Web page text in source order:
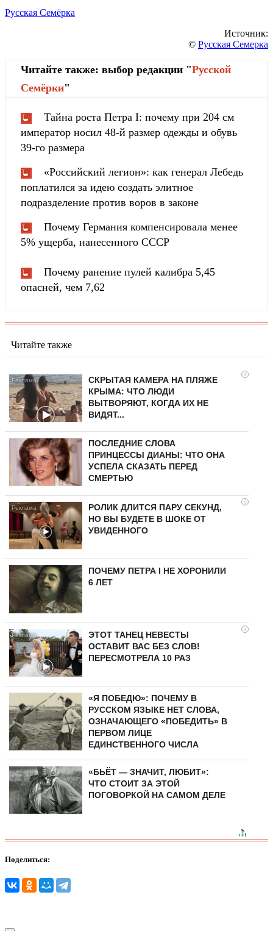
Русская Семёрка
Источник:
© Русская Семерка
Читайте также: выбор редакции "Русской
Cемёрки"
Тайна роста Петра I: почему при 204 см
император носил 48-й размер одежды и обувь
39-го размера
«Российский легион»: как генерал Лебедь
поплатился за идею создать элитное
подразделение против воров в законе
Почему Германия компенсировала менее
5% ущерба, нанесенного СССР
Почему ранение пулей калибра 5,45
опасней, чем 7,62
Читайте также
i
СКРЫТАЯ КАМЕРА НА ПЛЯЖЕ
КРЫМА: ЧТО ЛЮДИ
ВЫТВОРЯЮТ, КОГДА ИХ НЕ
ВИДЯТ...
ПОСЛЕДНИЕ СЛОВА
ПРИНЦЕССЫ ДИАНЫ: ЧТО ОНА
УСПЕЛА СКАЗАТЬ ПЕРЕД
СМЕРТЬЮ
i
РОЛИК ДЛИТСЯ ПАРУ СЕКУНД,
НО ВЫ БУДЕТЕ В ШОКЕ ОТ
УВИДЕННОГО
ПОЧЕМУ ПЕТРА I НЕ ХОРОНИЛИ
6 ЛЕТ
i
ЭТОТ ТАНЕЦ НЕВЕСТЫ
ОСТАВИТ ВАС БЕЗ СЛОВ!
ПЕРЕСМОТРЕЛА 10 РАЗ
«Я ПОБЕДЮ»: ПОЧЕМУ В
РУССКОМ ЯЗЫКЕ НЕТ СЛОВА,
ОЗНАЧАЮЩЕГО «ПОБЕДИТЬ» В
ПЕРВОМ ЛИЦЕ
ЕДИНСТВЕННОГО ЧИСЛА
«БЬЁТ — ЗНАЧИТ, ЛЮБИТ»:
ЧТО СТОИТ ЗА ЭТОЙ
ПОГОВОРКОЙ НА САМОМ ДЕЛЕ
Поделиться: